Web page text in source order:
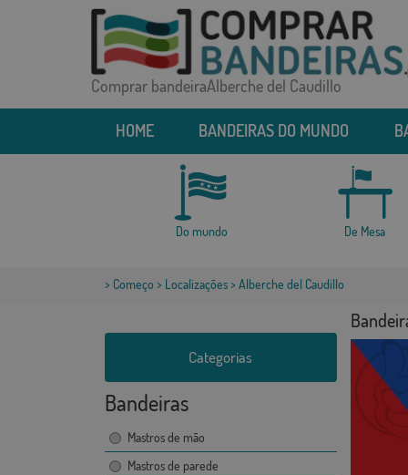
Comprar bandeiraAlberche del Caudillo
HOME BANDEIRAS DO MUNDO
Do mundo De Mesa
> Começo > Localizações> Alberche del Caudillo
Categorias
Bandeiras
Mastros de mão
Mastros de parede